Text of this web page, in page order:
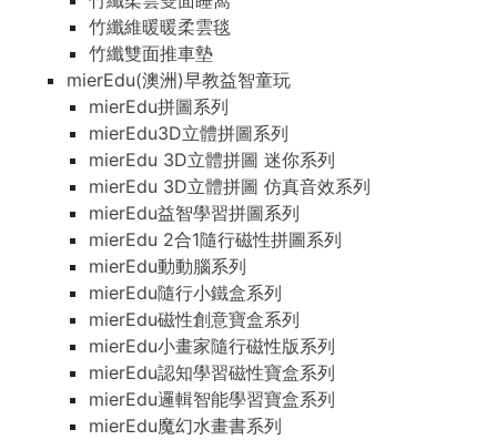
竹纖維暖暖柔雲毯
竹纖雙面推車墊
mierEdu(澳洲)早教益智童玩
mierEdu拼圖系列
mierEdu3D立體拼圖系列
mierEdu 3D立體拼圖 迷你系列
mierEdu 3D立體拼圖 仿真音效系列
mierEdu益智學習拼圖系列
mierEdu 2合1隨行磁性拼圖系列
mierEdu動動腦系列
mierEdu隨行小鐵盒系列
mierEdu磁性創意寶盒系列
mierEdu小畫家隨行磁性版系列
mierEdu認知學習磁性寶盒系列
mierEdu邏輯智能學習寶盒系列
mierEdu魔幻水畫書系列